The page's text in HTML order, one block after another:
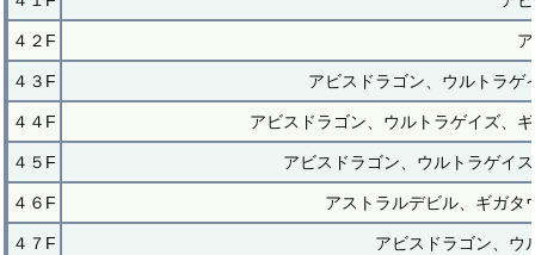
４２F
４３F アビスドラゴン、ウルトラゲ
４４F アビスドラゴン、ウルトラゲイズ、
４５F アビスドラゴン、ウルトラゲイ
４６F アストラルデビル、ギガタ
４７F アビスドラゴン、ウ